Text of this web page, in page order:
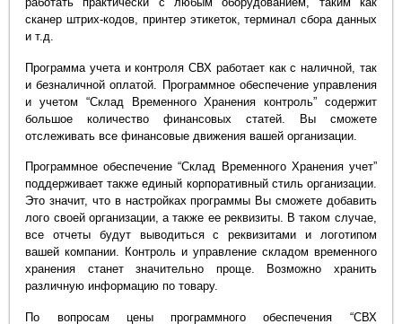
сканер штрих-кодов, принтер этикеток, терминал сбора данных
и т.д.
Программа учета и контроля СВХ работает как с наличной, так
и безналичной оплатой. Программное обеспечение управления
и учетом “Склад Временного Хранения контроль” содержит
большое количество финансовых статей. Вы сможете
отслеживать все финансовые движения вашей организации.
Программное обеспечение “Склад Временного Хранения учет”
поддерживает также единый корпоративный стиль организации.
Это значит, что в настройках программы Вы сможете добавить
лого своей организации, а также ее реквизиты. В таком случае,
все отчеты будут выводиться с реквизитами и логотипом
вашей компании. Контроль и управление складом временного
хранения станет значительно проще. Возможно хранить
различную информацию по товару.
По вопросам цены программного обеспечения “СВХ